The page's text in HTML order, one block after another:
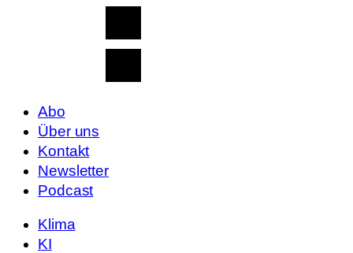
Abo
Über uns
Kontakt
Newsletter
Podcast
Klima
KI